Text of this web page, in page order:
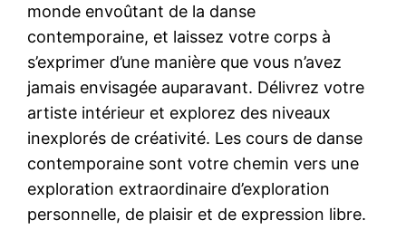
monde envoûtant de la danse
contemporaine, et laissez votre corps à
s’exprimer d’une manière que vous n’avez
jamais envisagée auparavant. Délivrez votre
artiste intérieur et explorez des niveaux
inexplorés de créativité. Les cours de danse
contemporaine sont votre chemin vers une
exploration extraordinaire d’exploration
personnelle, de plaisir et de expression libre.